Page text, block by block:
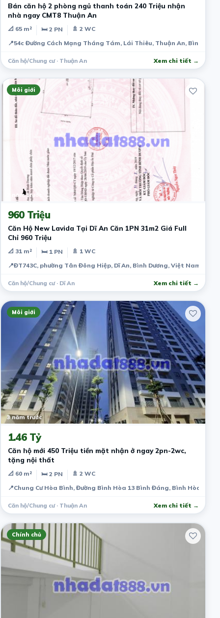
Bán căn hộ 2 phòng ngủ thanh toán 240 Triệu nhận
nhà ngay CMT8 Thuận An
📐 65 m² 🛏 2 PN
🚿 2 WC
📍54c Đường Cách Mạng Tháng Tám, Lái Thiêu, Thuận An, Bình
Căn hộ/Chung cư · Thuận An Xem chi tiết →
Môi giới
2 năm trước
960 Triệu
Căn Hộ New Lavida Tại Dĩ An Căn 1PN 31m2 Giá Full
Chỉ 960 Triệu
📐 31 m² 🛏 1 PN
🚿 1 WC
📍ĐT743C, phường Tân Đông Hiệp, Dĩ An, Bình Dương, Việt Nam
Căn hộ/Chung cư · Dĩ An Xem chi tiết →
Môi giới
3 năm trước
1.46 Tỷ
Căn hộ mới 450 Triệu tiền mặt nhận ở ngay 2pn-2wc,
tặng nội thất
📐 60 m² 🛏 2 PN
🚿 2 WC
📍Chung Cư Hòa Bình, Đường Bình Hòa 13 Bình Đáng, Bình Hòa,
Căn hộ/Chung cư · Thuận An Xem chi tiết →
Chính chủ